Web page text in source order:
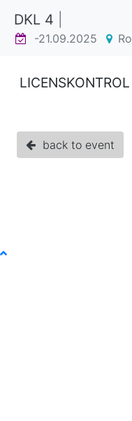
DKL 4
-21.09.2025
back to event